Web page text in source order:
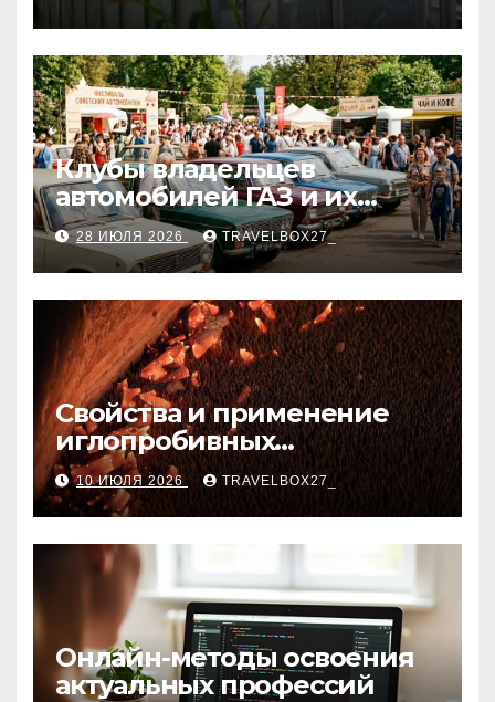
Клубы владельцев
автомобилей ГАЗ и их
мероприятия
28 ИЮЛЯ 2026 TRAVELBOX27_
Свойства и применение
иглопробивных
базальтовых огнеупорных
матов
10 ИЮЛЯ 2026 TRAVELBOX27_
Онлайн-методы освоения
актуальных профессий